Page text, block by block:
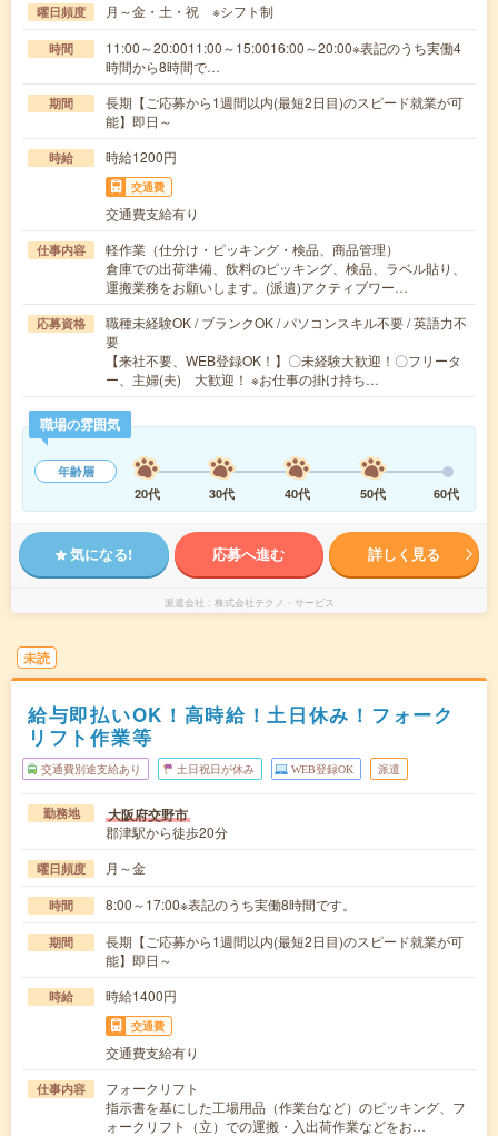
曜日頻度 月～金・土・祝 ※シフト制
時間
11:00～20:0011:00～15:0016:00～20:00※表記のうち実働4
時間から8時間で…
期間
長期【ご応募から1週間以内(最短2日目)のスピード就業が可
能】即日～
時給 時給1200円
交通費
交通費支給有り
仕事内容
軽作業（仕分け・ピッキング・検品、商品管理）
倉庫での出荷準備、飲料のピッキング、検品、ラベル貼り、
運搬業務をお願いします。(派遣)アクティブワー…
応募資格
職種未経験OK / ブランクOK / パソコンスキル不要 / 英語力不
要
【来社不要、WEB登録OK！】〇未経験大歓迎！〇フリータ
ー、主婦(夫) 大歓迎！ ※お仕事の掛け持ち…
職場の雰囲気
年齢層
20代
30代 40代 50代 60代
気になる! 応募へ進む 詳しく見る
派遣会社 株式会社テクノ・サービス
未読
給与即払いOK！高時給！土日休み！フォーク
リフト作業等
交通費別途支給あり 土日祝日が休み WEB登録OK 派遣
勤務地 大阪府交野市
郡津駅から徒歩20分
曜日頻度 月～金
時間 8:00～17:00※表記のうち実働8時間です。
期間
長期【ご応募から1週間以内(最短2日目)のスピード就業が可
能】即日～
時給 時給1400円
交通費
交通費支給有り
仕事内容
フォークリフト
指示書を基にした工場用品（作業台など）のピッキング、フ
ォークリフト（立）での運搬・入出荷作業などをお…